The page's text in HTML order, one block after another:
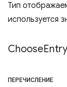
Тип
используется
ChooseEntry
ПЕРЕЧИСЛЕНИЕ